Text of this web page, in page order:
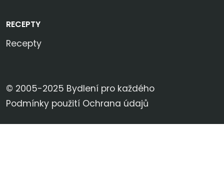
RECEPTY
Recepty
© 2005-2025 Bydlení pro každého
Podmínky použití Ochrana údajů